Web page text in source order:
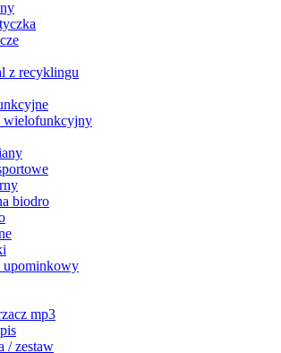
z recyklingu
wielofunkcyjny
biodro
upominkowy
mp3
/ zestaw